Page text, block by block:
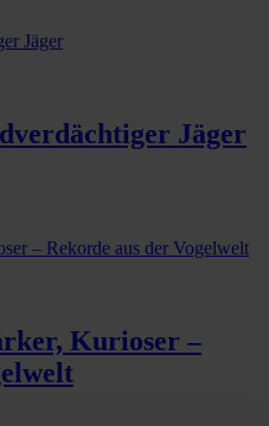
Jäger
Kurioser –